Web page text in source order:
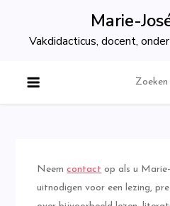
content
Marie-
Vakdidacticus, docent,
naar:
Neemcontact op als u
uitnodigen voor een lezing,